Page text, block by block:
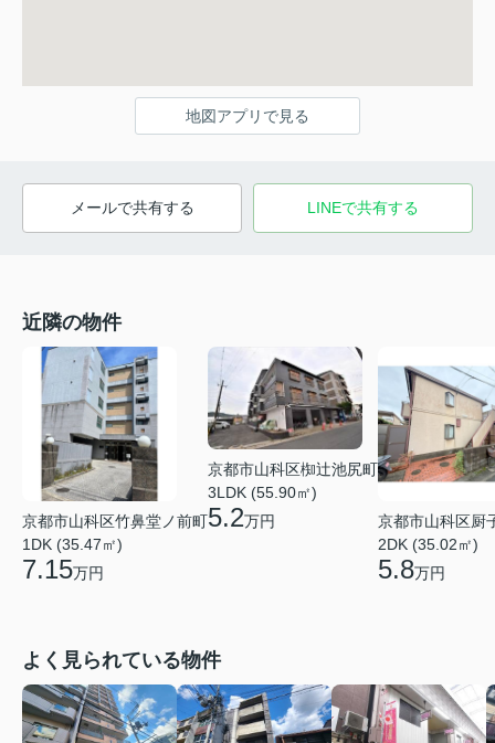
地図アプリで見る
メールで共有する LINEで共有する
近隣の物件
京都市山科区竹鼻堂ノ前町
1DK (35.47㎡)
7.15万円
京都市山科区椥辻池尻町
3LDK (55.90㎡)
5.2万円
京都市山科区厨
2DK (35.02㎡)
5.8万円
よく見られている物件